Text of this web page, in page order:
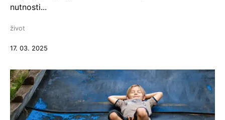
nutnosti...
život
17. 03. 2025